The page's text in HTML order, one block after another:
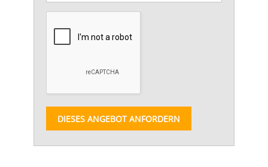
DIESES ANGEBOT ANFORDERN